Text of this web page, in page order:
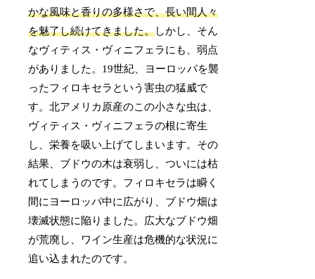
かな風味と香りの多様さで、長い間人々
を魅了し続けてきました。しかし、そん
なヴィティス・ヴィニフェラにも、弱点
がありました。19世紀、ヨーロッパを襲
ったフィロキセラという害虫の猛威で
す。北アメリカ原産のこの小さな虫は、
ヴィティス・ヴィニフェラの根に寄生
し、栄養を吸い上げてしまいます。その
結果、ブドウの木は衰弱し、ついには枯
れてしまうのです。フィロキセラは瞬く
間にヨーロッパ中に広がり、ブドウ畑は
壊滅状態に陥りました。広大なブドウ畑
が荒廃し、ワイン生産は危機的な状況に
追い込まれたのです。